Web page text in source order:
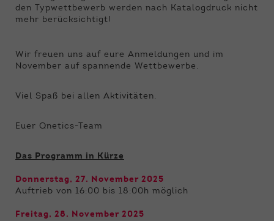
den Typwettbewerb werden nach Katalogdruck nicht
mehr berücksichtigt!
Wir freuen uns auf eure Anmeldungen und im
November auf spannende Wettbewerbe.
Viel Spaß bei allen Aktivitäten.
Euer Qnetics-Team
Das Programm in Kürze
Donnerstag, 27. November 2025
Auftrieb von 16:00 bis 18:00h möglich
Freitag, 28. November 2025